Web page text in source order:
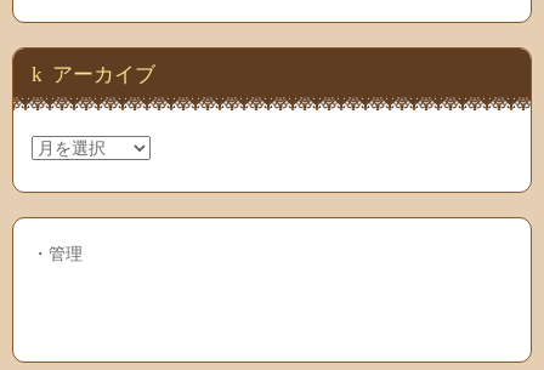
アーカイブ
ア
ー
カ
・ 管理